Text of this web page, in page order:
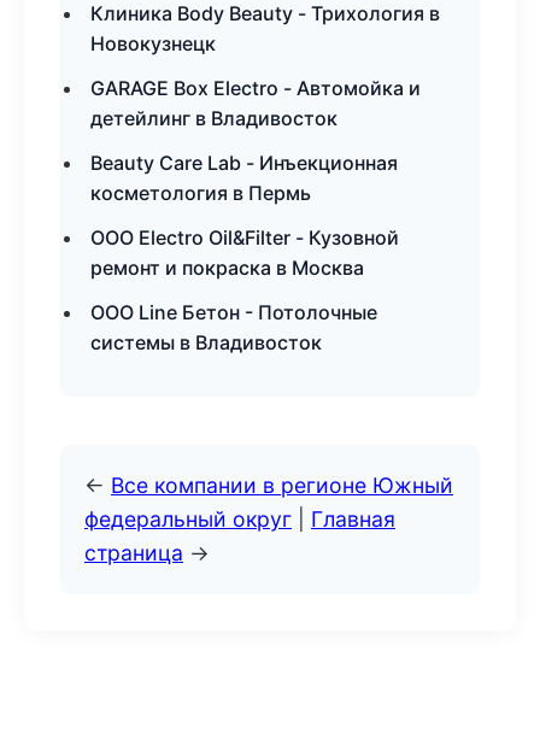
Клиника Body Beauty - Трихология в
Новокузнецк
GARAGE Box Electro - Автомойка и
детейлинг в Владивосток
Beauty Care Lab - Инъекционная
косметология в Пермь
ООО Electro Oil&Filter - Кузовной
ремонт и покраска в Москва
ООО Line Бетон - Потолочные
системы в Владивосток
← Все компании в регионе Южный
федеральный округ
Главная
страница →